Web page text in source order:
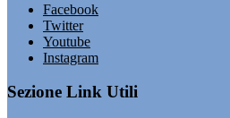
Facebook
Twitter
Youtube
Instagram
Sezione Link Utili